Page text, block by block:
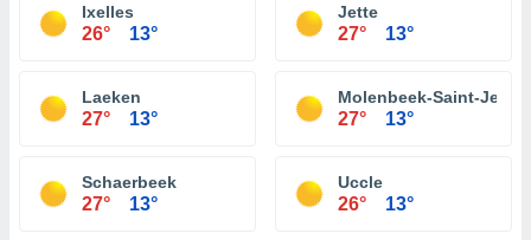
Ixelles
26° 13°
Jette
27° 13°
Laeken
27° 13°
Molenbeek-Saint-Jean
27° 13°
Schaerbeek
27° 13°
Uccle
26° 13°